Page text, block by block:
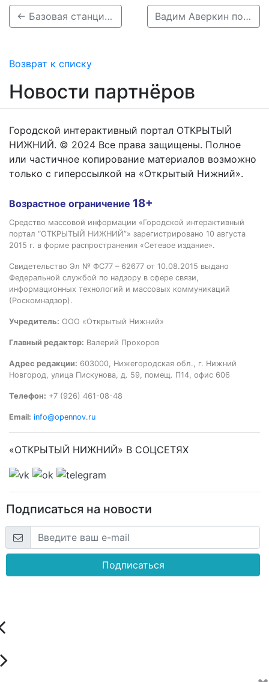
← Базовая станция в Москве получила название в честь рекорда Александра Овечкина Вадим Аверкин покинул пост генменеджера ХК «Торпедо» →
Возврат к списку
Новости партнёров
Городской интерактивный портал ОТКРЫТЫЙ
НИЖНИЙ. © 2024 Все права защищены. Полное
или частичное копирование материалов возможно
только с гиперссылкой на «Открытый Нижний».
Возрастное ограничение 18+
Средство массовой информации «Городской интерактивный
портал “ОТКРЫТЫЙ НИЖНИЙ”» зарегистрировано 10 августа
2015 г. в форме распространения «Сетевое издание».
Свидетельство Эл № ФС77 – 62677 от 10.08.2015 выдано
Федеральной службой по надзору в сфере связи,
информационных технологий и массовых коммуникаций
(Роскомнадзор).
Учредитель: ООО «Открытый Нижний»
Главный редактор: Валерий Прохоров
Адрес редакции: 603000, Нижегородская обл., г. Нижний
Новгород, улица Пискунова, д. 59, помещ. П14, офис 606
Телефон: +7 (926) 461-08-48
Email: info@opennov.ru
«ОТКРЫТЫЙ НИЖНИЙ» В СОЦСЕТЯХ
Подписаться на новости
Подписаться